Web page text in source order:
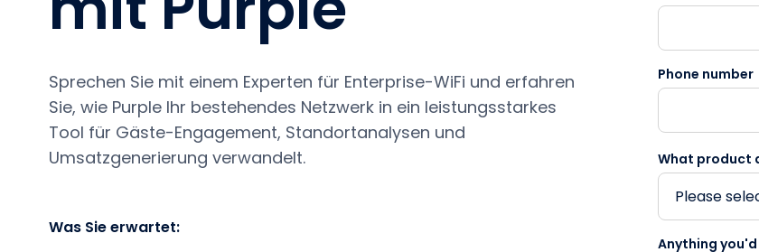
Sprechen Sie mit einem Experten für Enterprise-WiFi und erfahren
Sie, wie Purple Ihr bestehendes Netzwerk in ein leistungsstarkes
Tool für Gäste-Engagement, Standortanalysen und
Umsatzgenerierung verwandelt.
Was Sie erwartet:
Phone number
What product
Anything